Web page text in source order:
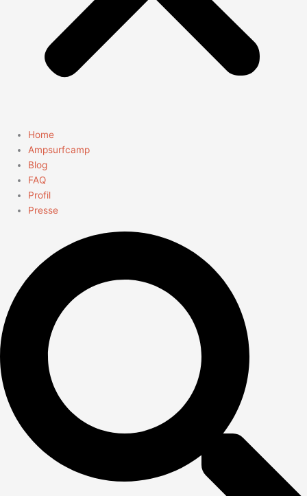
Home
Ampsurfcamp
Blog
FAQ
Profil
Presse